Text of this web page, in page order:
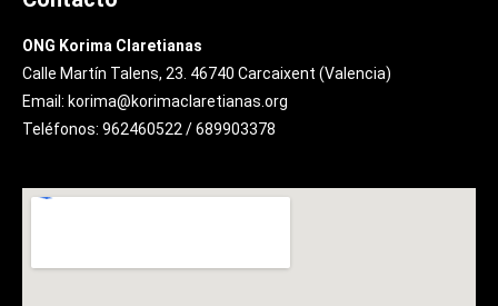
ONG Korima Claretianas
Calle Martín Talens, 23. 46740 Carcaixent (Valencia)
Email: korima@korimaclaretianas.org
Teléfonos: 962460522 / 689903378